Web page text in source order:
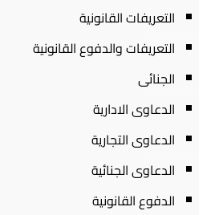
التعريفات القانونية
التعريفات والدفوع القانونية
الجنائى
الدعاوى الادارية
الدعاوى التجارية
الدعاوى الجنائية
الدفوع القانونية